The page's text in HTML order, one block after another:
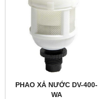
PHAO XẢ NƯỚC DV-400-
WA